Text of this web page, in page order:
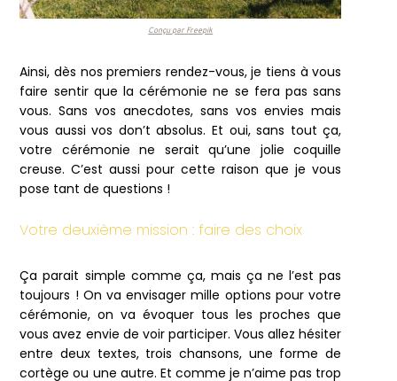
Conçu par Freepik
Ainsi, dès nos premiers rendez-vous, je tiens à vous
faire sentir que la cérémonie ne se fera pas sans
vous. Sans vos anecdotes, sans vos envies mais
vous aussi vos don’t absolus. Et oui, sans tout ça,
votre cérémonie ne serait qu’une jolie coquille
creuse. C’est aussi pour cette raison que je vous
pose tant de questions !
Votre deuxième mission : faire des choix
Ça parait simple comme ça, mais ça ne l’est pas
toujours ! On va envisager mille options pour votre
cérémonie, on va évoquer tous les proches que
vous avez envie de voir participer. Vous allez hésiter
entre deux textes, trois chansons, une forme de
cortège ou une autre. Et comme je n’aime pas trop